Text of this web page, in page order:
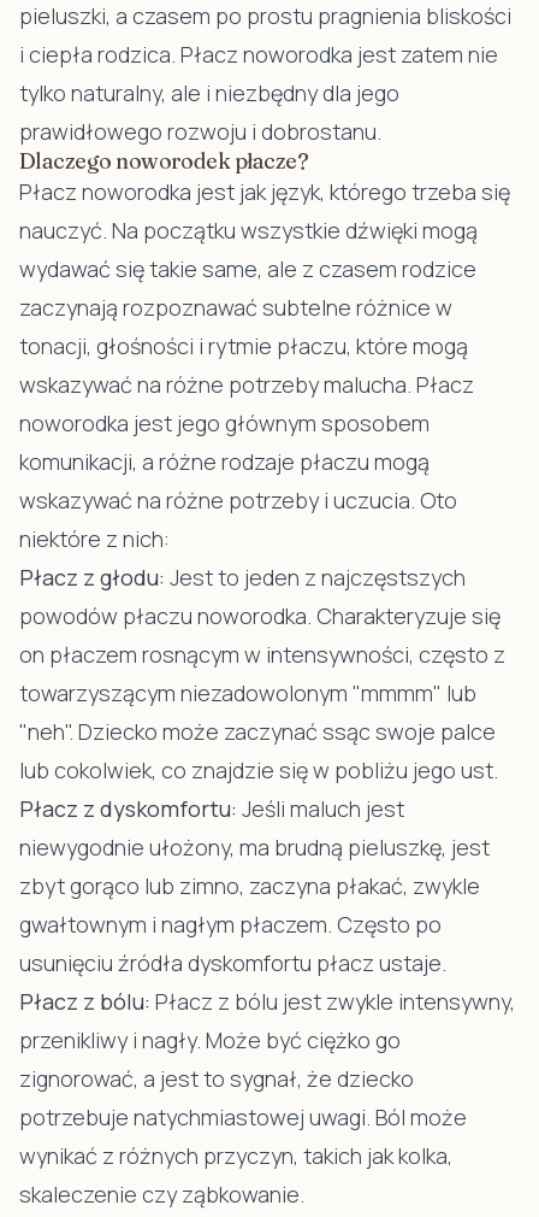
pieluszki, a czasem po prostu pragnienia bliskości
i ciepła rodzica. Płacz noworodka jest zatem nie
tylko naturalny, ale i niezbędny dla jego
prawidłowego rozwoju i dobrostanu.
Dlaczego noworodek płacze?
Płacz noworodka jest jak język, którego trzeba się
nauczyć. Na początku wszystkie dźwięki mogą
wydawać się takie same, ale z czasem rodzice
zaczynają rozpoznawać subtelne różnice w
tonacji, głośności i rytmie płaczu, które mogą
wskazywać na różne potrzeby malucha. Płacz
noworodka jest jego głównym sposobem
komunikacji, a różne rodzaje płaczu mogą
wskazywać na różne potrzeby i uczucia. Oto
niektóre z nich:
Płacz z głodu: Jest to jeden z najczęstszych
powodów płaczu noworodka. Charakteryzuje się
on płaczem rosnącym w intensywności, często z
towarzyszącym niezadowolonym "mmmm" lub
"neh". Dziecko może zaczynać ssąc swoje palce
lub cokolwiek, co znajdzie się w pobliżu jego ust.
Płacz z dyskomfortu: Jeśli maluch jest
niewygodnie ułożony, ma brudną pieluszkę, jest
zbyt gorąco lub zimno, zaczyna płakać, zwykle
gwałtownym i nagłym płaczem. Często po
usunięciu źródła dyskomfortu płacz ustaje.
Płacz z bólu: Płacz z bólu jest zwykle intensywny,
przenikliwy i nagły. Może być ciężko go
zignorować, a jest to sygnał, że dziecko
potrzebuje natychmiastowej uwagi. Ból może
wynikać z różnych przyczyn, takich jak kolka,
skaleczenie czy ząbkowanie.